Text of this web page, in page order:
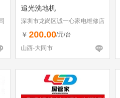
追光洗地机
深圳市龙岗区诚一心家电维修店
（个体工商户）
￥ 200.00/元/台
山西-大同市